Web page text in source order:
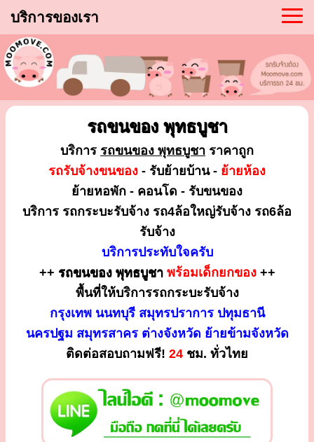
บริการของเรา
รถขนของ พุทธบูชา
บริการ รถขนของ พุทธบูชา ราคาถูก
รถรับจ้างขนของ - รับย้ายบ้าน - ย้ายห้อง
ย้ายหอพัก - คอนโด - รับขนของ
บริการ รถกระบะรับจ้าง รถ4ล้อใหญ่รับจ้าง รถ6ล้อ
รับจ้าง
บริการประทับใจครับ
++ รถขนของ พุทธบูชา พร้อมเด็กยกของ++
พื้นที่ให้บริการรถกระบะรับจ้าง
กรุงเทพ นนทบุรี สมุทรปราการ ปทุมธานี
นครปฐม สมุทรสาคร ต่างจังหวัด ย้ายข้ามจังหวัด
ติดต่อสอบถามฟรี! 24 ชม. ทั่วไทย